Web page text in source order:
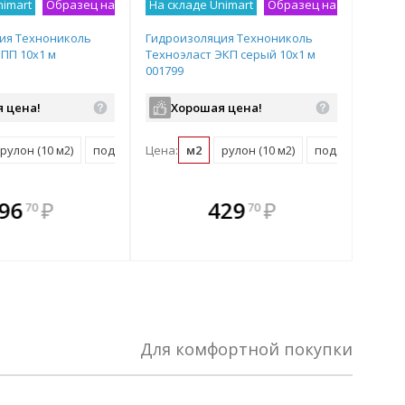
Образец на экспозиции
Технониколь
10х1 м
цена!
рулон (10 м2) поддон (250 м2)
70 ₽
В комплекте
всегда выгоднее!
На складе Unimart Образец на
Гидроизоляция Технониколь
Техноэласт ЭКП серый 10х1 м
001799
Хорошая цена!
Цена: м2 рулон (10 м2) поддон (200 м2)
комплекте
выгоднее!
42970 ₽
Для комфортной покупки